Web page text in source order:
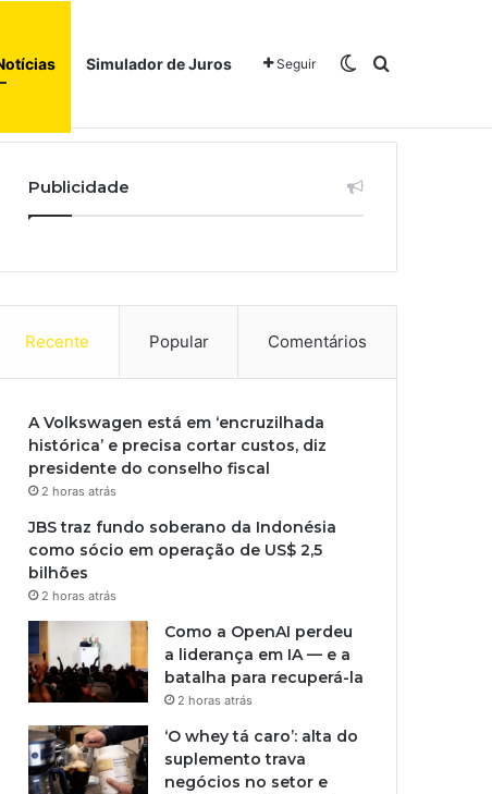
Simulador de Juros Seguir Switch skin
Procurar por
Publicidade
Recente Popular Comentários
A Volkswagen está em ‘encruzilhada
histórica’ e precisa cortar custos, diz
presidente do conselho fiscal
2 horas atrás
JBS traz fundo soberano da Indonésia
como sócio em operação de US$ 2,5
bilhões
2 horas atrás
Como a OpenAI perdeu
a liderança em IA — e a
batalha para recuperá-la
2 horas atrás
‘O whey tá caro’: alta do
suplemento trava
negócios no setor e